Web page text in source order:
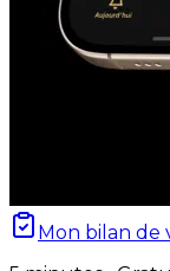
Mon bilan de